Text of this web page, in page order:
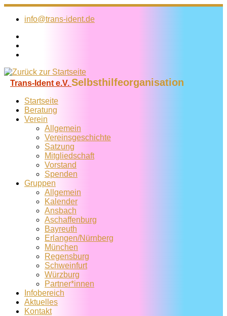
Zum
Inhalt
info@trans-ident.de
Trans-Ident e.V. Selbsthilfeorganisation
Startseite
Beratung
Verein
Allgemein
Vereins­geschichte
Satzung
Mitglied­schaft
Vorstand
Spenden
Gruppen
Allgemein
Kalender
Ansbach
Aschaffenburg
Bayreuth
Erlangen/Nürnberg
München
Regensburg
Schweinfurt
Würzburg
Partner*innen
Infobereich
Aktuelles
Kontakt